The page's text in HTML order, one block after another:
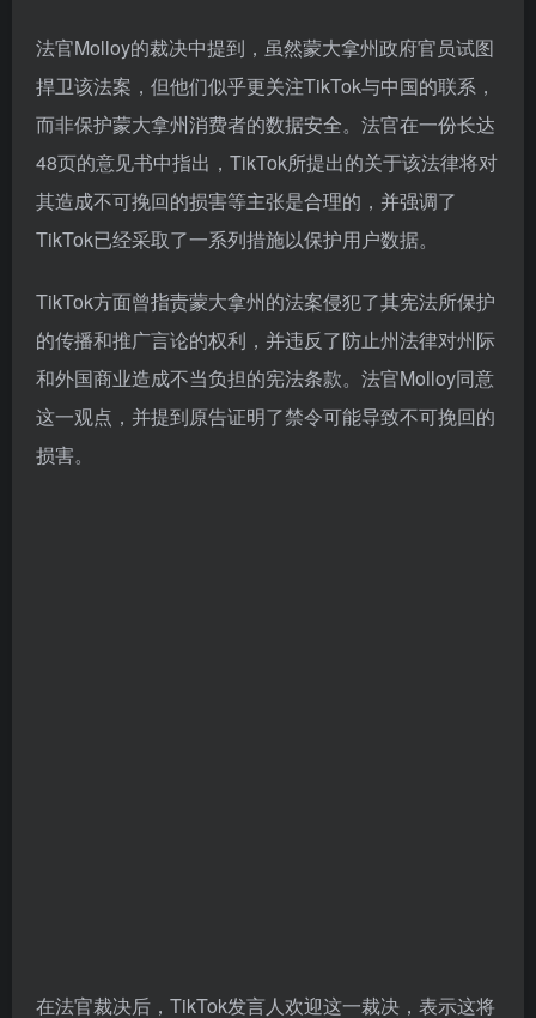
法官Molloy的裁决中提到，虽然蒙大拿州政府官员试图
捍卫该法案，但他们似乎更关注TikTok与中国的联系，
而非保护蒙大拿州消费者的数据安全。法官在一份长达
48页的意见书中指出，TikTok所提出的关于该法律将对
其造成不可挽回的损害等主张是合理的，并强调了
TikTok已经采取了一系列措施以保护用户数据。
TikTok方面曾指责蒙大拿州的法案侵犯了其宪法所保护
的传播和推广言论的权利，并违反了防止州法律对州际
和外国商业造成不当负担的宪法条款。法官Molloy同意
这一观点，并提到原告证明了禁令可能导致不可挽回的
损害。
在法官裁决后，TikTok发言人欢迎这一裁决，表示这将